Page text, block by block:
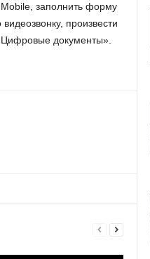
заполнить форму
произвести
документы».